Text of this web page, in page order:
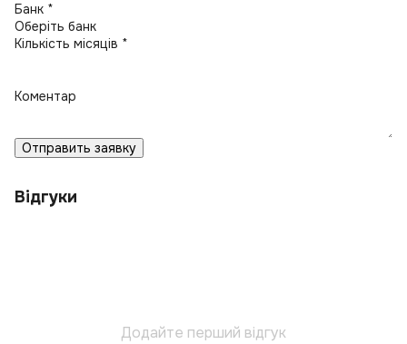
Банк *
Кількість місяців *
Коментар
Отправить заявку
Відгуки
Додайте перший відгук